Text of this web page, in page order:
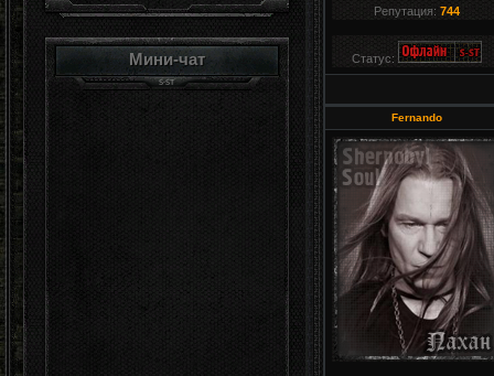
Мини-чат
Репутация: 744
Статус:
Fernando